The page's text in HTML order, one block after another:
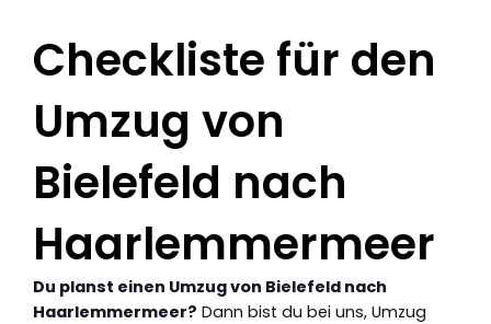
Checkliste für den
Umzug von
Bielefeld nach
Haarlemmermeer
Du planst einen Umzug von Bielefeld nach
Haarlemmermeer? Dann bist du bei uns, Umzug